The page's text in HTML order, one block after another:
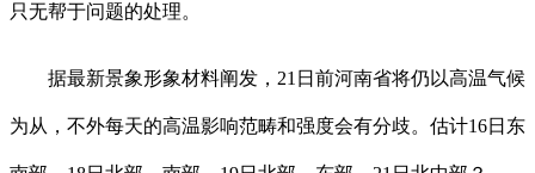
只无帮于问题的处理。
据最新景象形象材料阐发，21日前河南省将仍以高温气候
为从，不外每天的高温影响范畴和强度会有分歧。估计16日东